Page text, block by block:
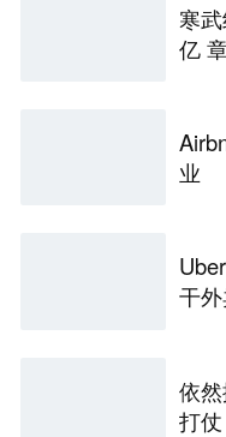
寒
亿
业
干外
依
打